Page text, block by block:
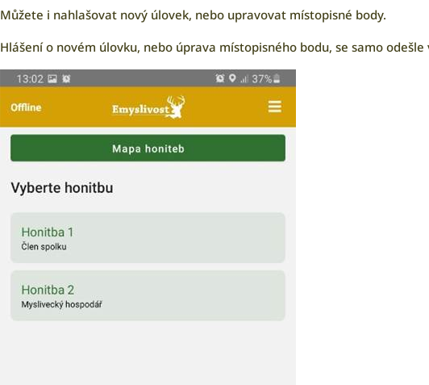
Můžete i nahlašovat nový úlovek, nebo upravovat místopisné body.
Hlášení o novém úlovku, nebo úprava místopisného bodu, se samo